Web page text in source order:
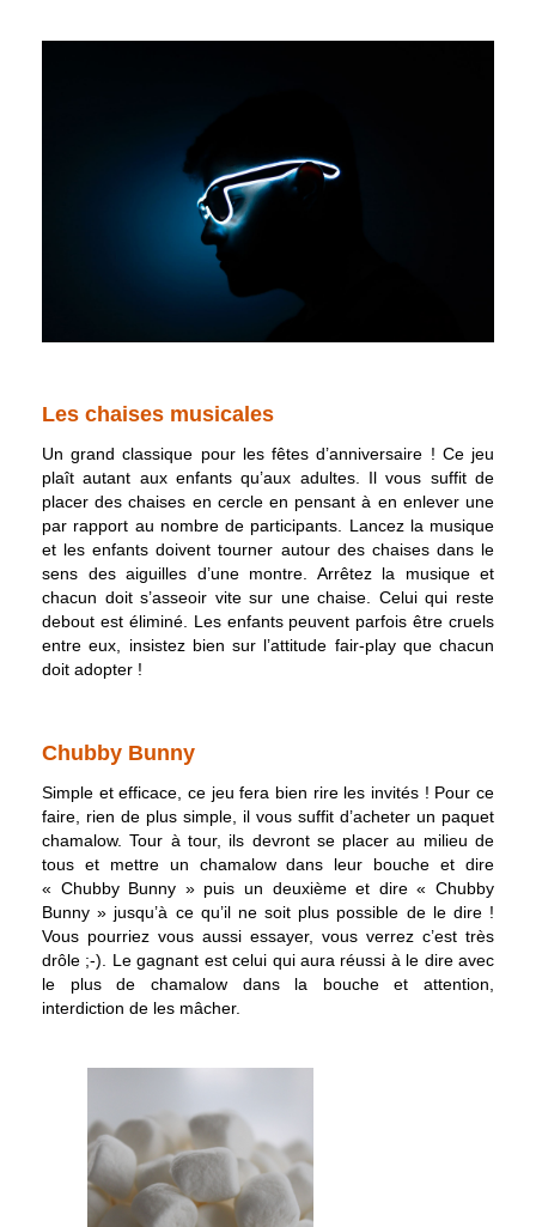
Les chaises musicales
Un grand classique pour les fêtes d’anniversaire ! Ce jeu
plaît autant aux enfants qu’aux adultes. Il vous suffit de
placer des chaises en cercle en pensant à en enlever une
par rapport au nombre de participants. Lancez la musique
et les enfants doivent tourner autour des chaises dans le
sens des aiguilles d’une montre. Arrêtez la musique et
chacun doit s’asseoir vite sur une chaise. Celui qui reste
debout est éliminé. Les enfants peuvent parfois être cruels
entre eux, insistez bien sur l’attitude fair-play que chacun
doit adopter !
Chubby Bunny
Simple et efficace, ce jeu fera bien rire les invités ! Pour ce
faire, rien de plus simple, il vous suffit d’acheter un paquet
chamalow. Tour à tour, ils devront se placer au milieu de
tous et mettre un chamalow dans leur bouche et dire
« Chubby Bunny » puis un deuxième et dire « Chubby
Bunny » jusqu’à ce qu’il ne soit plus possible de le dire !
Vous pourriez vous aussi essayer, vous verrez c’est très
drôle ;-). Le gagnant est celui qui aura réussi à le dire avec
le plus de chamalow dans la bouche et attention,
interdiction de les mâcher.